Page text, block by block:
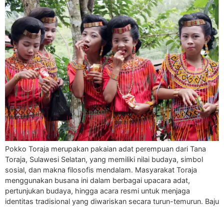
Pokko Toraja merupakan pakaian adat perempuan dari Tana
Toraja, Sulawesi Selatan, yang memiliki nilai budaya, simbol
sosial, dan makna filosofis mendalam. Masyarakat Toraja
menggunakan busana ini dalam berbagai upacara adat,
pertunjukan budaya, hingga acara resmi untuk menjaga
identitas tradisional yang diwariskan secara turun-temurun. Baju